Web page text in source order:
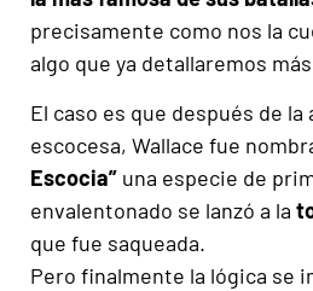
precisamente como nos la
algo que ya detallaremos
El caso es que después de
escocesa, Wallace fue
Escocia” una especie de
envalentonado se lanzó a la
que fue saqueada.
Pero finalmente la lógica se